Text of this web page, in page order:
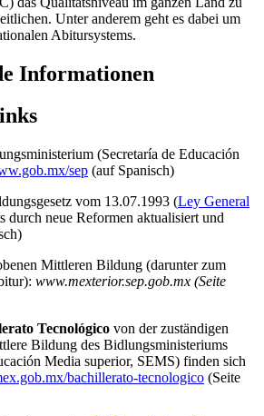
Unter anderem geht es dabei um
Abitursystems.
Informationen
(Secretaría de Educación
sep (auf Spanisch)
vom 13.07.1993 (Ley General
durch neue Reformen aktualisiert und
Mittleren Bildung (darunter zum
www.mexterior.sep.gob.mx (Seite
Tecnológico von der zuständigen
Bildung des Bidlungsministeriums
Media superior, SEMS) finden sich
bachillerato-tecnologico (Seite